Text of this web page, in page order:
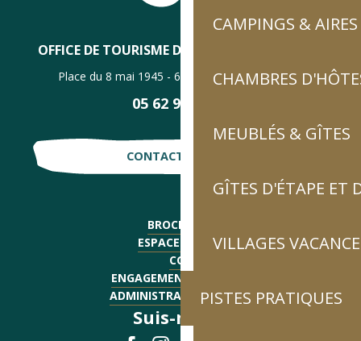
CAMPINGS &
CHAMBRES
MEUBLÉS & GÎTES
GÎTES D'ÉTAPE ET
VILLAGES
PISTES PRATIQUES
OFFICE DE TOURISME DE LUZ-SAINT-SAUVEUR
Place du 8 mai 1945 - 65120 Luz-Saint-Sauveur
05 62 92 30 30
CONTACTE-NOUS !
BROCHURES
ESPACE PRESSE
CGV
ENGAGEMENTS QUALITÉ
ADMINISTRATIF - EMPLOI
Suis-nous !